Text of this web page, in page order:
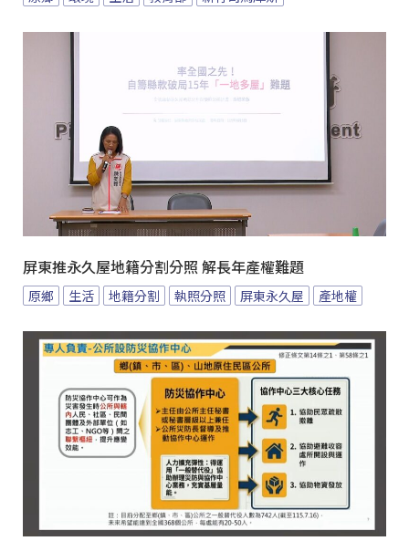
屏東推永久屋地籍分割分照 解長年產權難題
原鄉 生活 地籍分割 執照分照 屏東永久屋 產地權